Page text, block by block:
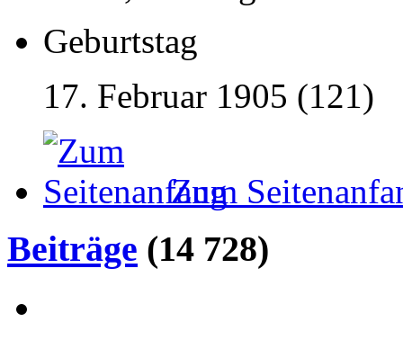
Geburtstag
17. Februar 1905 (121)
Zum
Beiträge (14 728)